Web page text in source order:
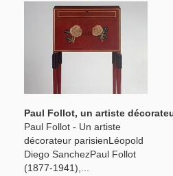
Paul Follot, un artiste
Paul Follot - Un artiste
décorateur parisienLéopold
Diego SanchezPaul Follot
(1877-1941),...